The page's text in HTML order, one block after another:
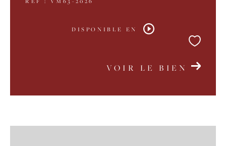
DISPONIBLE EN
VOIR LE BIEN